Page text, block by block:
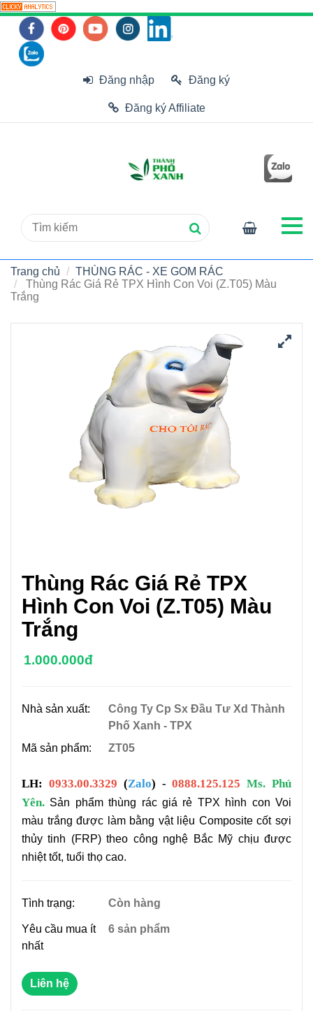
Thùng Rác Giá Rẻ TPX
Hình Con Voi (Z.T05) Màu
Trắng
1.000.000đ
Nhà sản xuất:
Công Ty Cp Sx Đầu Tư Xd Thành
Phố Xanh - TPX
Mã sản phẩm:
ZT05
LH: 0933.00.3329 (Zalo) -0888.125.125 Ms. Phú
Yên. Sản phẩm thùng rác giá rẻ TPX hình con Voi
màu trắng được làm bằng vật liệu Composite cốt sợi
thủy tinh (FRP) theo công nghệ Bắc Mỹ chịu được
nhiệt tốt, tuổi thọ cao.
Tình trạng: Còn hàng
Yêu cầu mua ít
nhất
6 sản phẩm
Liên hệ
Đăng nhập Đăng ký
Đăng ký Affiliate
Trang chủ
THÙNG RÁC - XE GOM RÁC
Thùng Rác Giá Rẻ TPX Hình Con Voi (Z.T05) Màu
Trắng